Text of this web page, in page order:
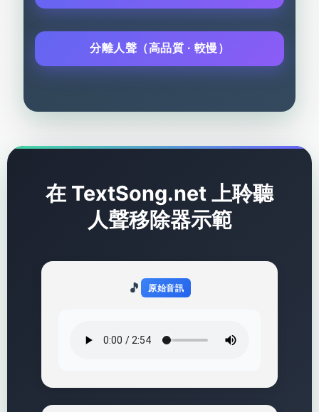
分離人聲（高品質 · 較慢）
在 TextSong.net 上聆聽
人聲移除器示範
🎵 原始音訊